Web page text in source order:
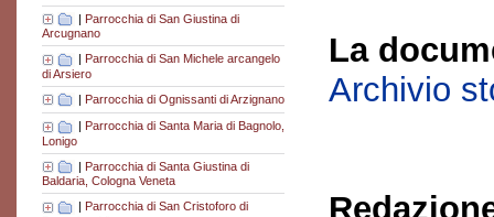
| Parrocchia di San Giustina di
Arcugnano
Parrocchia di San Michele arcangelo
di Arsiero
| Parrocchia di Ognissanti di Arzignano
Parrocchia di Santa Maria di Bagnolo,
Lonigo
| Parrocchia di Santa Giustina di
Baldaria, Cologna Veneta
Parrocchia di San Cristoforo di
La
Archivio